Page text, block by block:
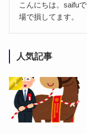
こんにちは。saifu
場で損してます。
人気記事